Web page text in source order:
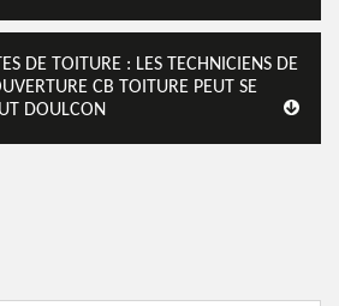
DE TOITURE : LES TECHNICIENS DE
CB TOITURE PEUT SE
DOULCON